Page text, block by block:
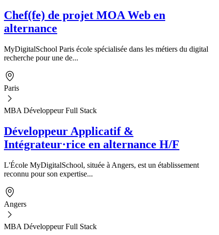
Chef(fe) de projet MOA Web en
alternance
MyDigitalSchool Paris école spécialisée dans les métiers du digital
recherche pour une de...
Paris
MBA Développeur Full Stack
Développeur Applicatif &
Intégrateur·rice en alternance H/F
L'École MyDigitalSchool, située à Angers, est un établissement
reconnu pour son expertise...
Angers
MBA Développeur Full Stack